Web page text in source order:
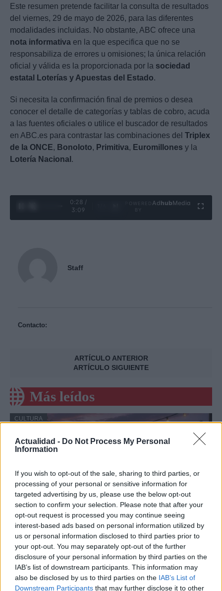
Actualidad - Do Not Process My Personal
Information
If you wish to opt-out of the sale, sharing to third parties, or
processing of your personal or sensitive information for
targeted advertising by us, please use the below opt-out
section to confirm your selection. Please note that after your
opt-out request is processed you may continue seeing
interest-based ads based on personal information utilized by
us or personal information disclosed to third parties prior to
your opt-out. You may separately opt-out of the further
disclosure of your personal information by third parties on the
IAB’s list of downstream participants. This information may
also be disclosed by us to third parties on the IAB’s List of
Downstream Participants that may further disclose it to other
Este resumen pretende facilitar la consulta de resultados
del viernes, 29 de mayo de 2026, para las diferentes
modalidades incluidas. No obstante, ABC ofrece una
nota informativa en la que especifica que no se
responsabiliza de errores u omisiones; la única relación
oficial y válida es la proporcionada por la sociedad
estatal Loterías y Apuestas del Estado.
Si necesita la confirmación final de premios o desea
conocer el detalle de categorías y tablas de cobro, acuda
a las fuentes oficiales o utilice el buscador de resultados
en ABC.es para contrastar las combinaciones del Triplex
de la ONCE, Bonoloto, Primitiva, Euromillones y la
Lotería Nacional .
0:29 /
3:09
Ad hubMedia
Staff
Contacto:
ARTÍCULO ANTERIOR
ARTÍCULO SIGUIENTE
Más leídos
CULTURA
Eventos culturales en Barcelona durante
el verano de 2026
Barcelona se viste de gala en agosto con…